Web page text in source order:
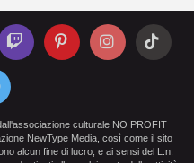
culturale NO PROFIT
NewType Media, così come il sito
alcun fine di lucro, e ai sensi del L.n.